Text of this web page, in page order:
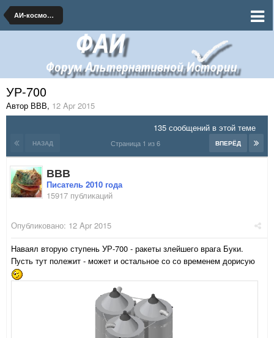
АИ-космонавтика и ракетная техника
УР-700
Автор ВВВ, 12 Apr 2015
135 сообщений в этой теме
НАЗАД ВПЕРЁД
Страница 1 из 6
ВВВ
Писатель 2010 года
15917 публикаций
Опубликовано: 12 Apr 2015
Наваял вторую ступень УР-700 - ракеты злейшего врага Буки.
Пусть тут полежит - может и остальное со со временем дорисую